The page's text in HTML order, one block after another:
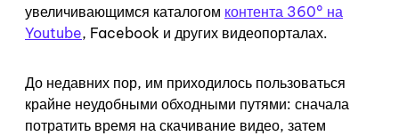
увеличивающимся каталогом контента 360° на
Youtube, Facebook и других видеопорталах.
До недавних пор, им приходилось пользоваться
крайне неудобными обходными путями: сначала
потратить время на скачивание видео, затем